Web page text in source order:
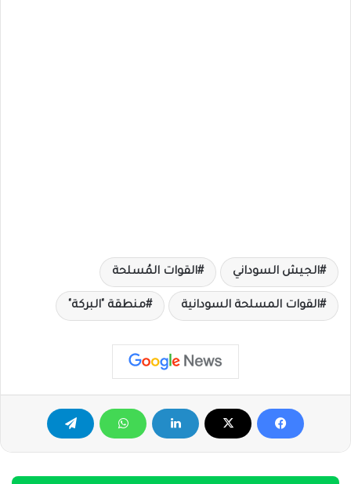
الجيش السوداني القوات المُسلحة
القوات المسلحة السودانية منطقة "البركة"